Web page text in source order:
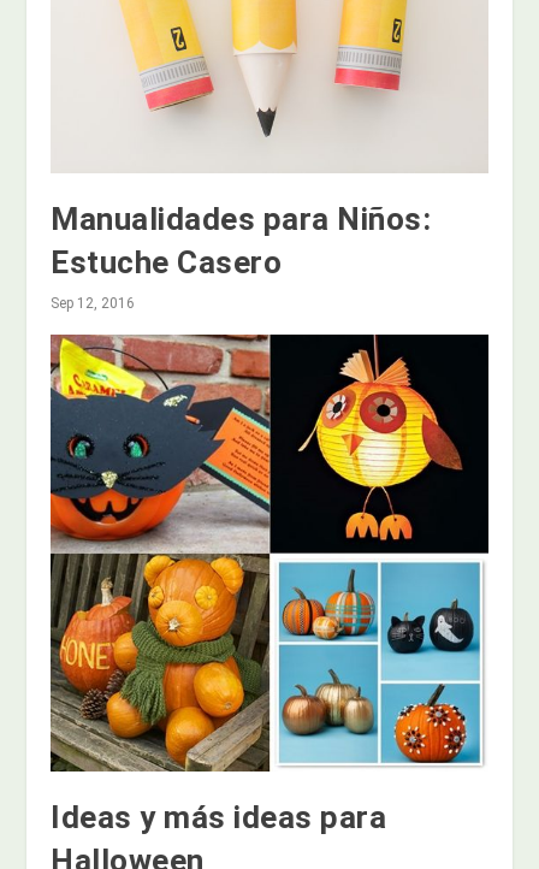
Manualidades para Niños:
Estuche Casero
Sep 12, 2016
Ideas y más ideas para
Halloween